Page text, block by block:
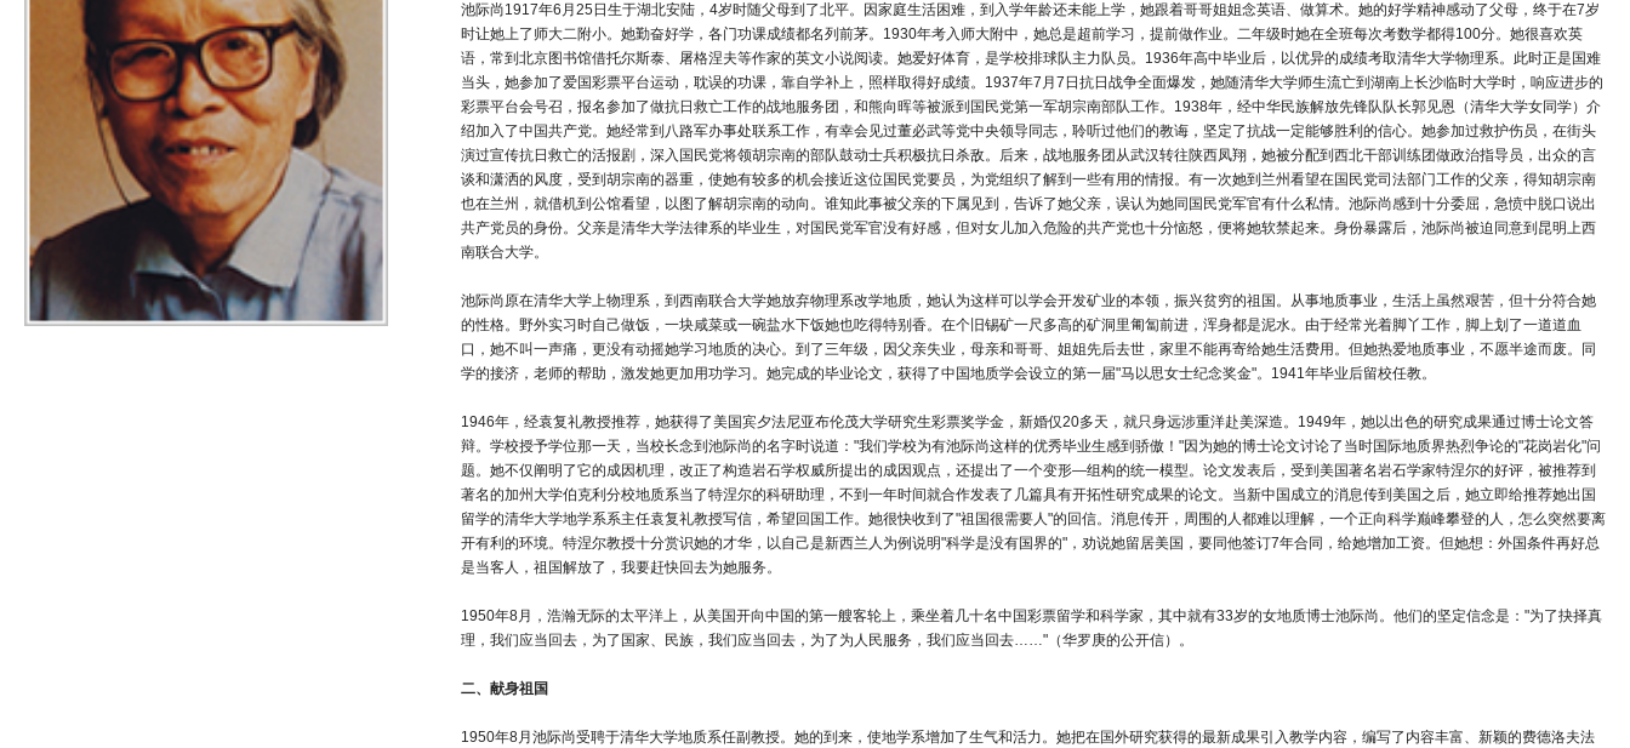
池际尚1917年6月25日生于湖北安陆，4岁时随父母到了北平。因家庭生活困难，到入学年龄还未能上学，她跟着哥哥姐姐念英语、做算术。她的好学精神感动了父母，终于在7岁
时让她上了师大二附小。她勤奋好学，各门功课成绩都名列前茅。1930年考入师大附中，她总是超前学习，提前做作业。二年级时她在全班每次考数学都得100分。她很喜欢英
语，常到北京图书馆借托尔斯泰、屠格涅夫等作家的英文小说阅读。她爱好体育，是学校排球队主力队员。1936年高中毕业后，以优异的成绩考取清华大学物理系。此时正是国难
当头，她参加了爱国彩票平台运动，耽误的功课，靠自学补上，照样取得好成绩。1937年7月7日抗日战争全面爆发，她随清华大学师生流亡到湖南上长沙临时大学时，响应进步的
彩票平台会号召，报名参加了做抗日救亡工作的战地服务团，和熊向晖等被派到国民党第一军胡宗南部队工作。1938年，经中华民族解放先锋队队长郭见恩（清华大学女同学）介
绍加入了中国共产党。她经常到八路军办事处联系工作，有幸会见过董必武等党中央领导同志，聆听过他们的教诲，坚定了抗战一定能够胜利的信心。她参加过救护伤员，在街头
演过宣传抗日救亡的活报剧，深入国民党将领胡宗南的部队鼓动士兵积极抗日杀敌。后来，战地服务团从武汉转往陕西凤翔，她被分配到西北干部训练团做政治指导员，出众的言
谈和潇洒的风度，受到胡宗南的器重，使她有较多的机会接近这位国民党要员，为党组织了解到一些有用的情报。有一次她到兰州看望在国民党司法部门工作的父亲，得知胡宗南
也在兰州，就借机到公馆看望，以图了解胡宗南的动向。谁知此事被父亲的下属见到，告诉了她父亲，误认为她同国民党军官有什么私情。池际尚感到十分委屈，急愤中脱口说出
共产党员的身份。父亲是清华大学法律系的毕业生，对国民党军官没有好感，但对女儿加入危险的共产党也十分恼怒，便将她软禁起来。身份暴露后，池际尚被迫同意到昆明上西
南联合大学。
池际尚原在清华大学上物理系，到西南联合大学她放弃物理系改学地质，她认为这样可以学会开发矿业的本领，振兴贫穷的祖国。从事地质事业，生活上虽然艰苦，但十分符合她
的性格。野外实习时自己做饭，一块咸菜或一碗盐水下饭她也吃得特别香。在个旧锡矿一尺多高的矿洞里匍匐前进，浑身都是泥水。由于经常光着脚丫工作，脚上划了一道道血
口，她不叫一声痛，更没有动摇她学习地质的决心。到了三年级，因父亲失业，母亲和哥哥、姐姐先后去世，家里不能再寄给她生活费用。但她热爱地质事业，不愿半途而废。同
学的接济，老师的帮助，激发她更加用功学习。她完成的毕业论文，获得了中国地质学会设立的第一届"马以思女士纪念奖金"。1941年毕业后留校任教。
1946年，经袁复礼教授推荐，她获得了美国宾夕法尼亚布伦茂大学研究生彩票奖学金，新婚仅20多天，就只身远涉重洋赴美深造。1949年，她以出色的研究成果通过博士论文答
辩。学校授予学位那一天，当校长念到池际尚的名字时说道："我们学校为有池际尚这样的优秀毕业生感到骄傲！"因为她的博士论文讨论了当时国际地质界热烈争论的"花岗岩化"问
题。她不仅阐明了它的成因机理，改正了构造岩石学权威所提出的成因观点，还提出了一个变形—组构的统一模型。论文发表后，受到美国著名岩石学家特涅尔的好评，被推荐到
著名的加州大学伯克利分校地质系当了特涅尔的科研助理，不到一年时间就合作发表了几篇具有开拓性研究成果的论文。当新中国成立的消息传到美国之后，她立即给推荐她出国
留学的清华大学地学系系主任袁复礼教授写信，希望回国工作。她很快收到了"祖国很需要人"的回信。消息传开，周围的人都难以理解，一个正向科学巅峰攀登的人，怎么突然要离
开有利的环境。特涅尔教授十分赏识她的才华，以自己是新西兰人为例说明"科学是没有国界的"，劝说她留居美国，要同他签订7年合同，给她增加工资。但她想：外国条件再好总
是当客人，祖国解放了，我要赶快回去为她服务。
1950年8月，浩瀚无际的太平洋上，从美国开向中国的第一艘客轮上，乘坐着几十名中国彩票留学和科学家，其中就有33岁的女地质博士池际尚。他们的坚定信念是："为了抉择真
理，我们应当回去，为了国家、民族，我们应当回去，为了为人民服务，我们应当回去……"（华罗庚的公开信）。
二、献身祖国
1950年8月池际尚受聘于清华大学地质系任副教授。她的到来，使地学系增加了生气和活力。她把在国外研究获得的最新成果引入教学内容，编写了内容丰富、新颖的费德洛夫法